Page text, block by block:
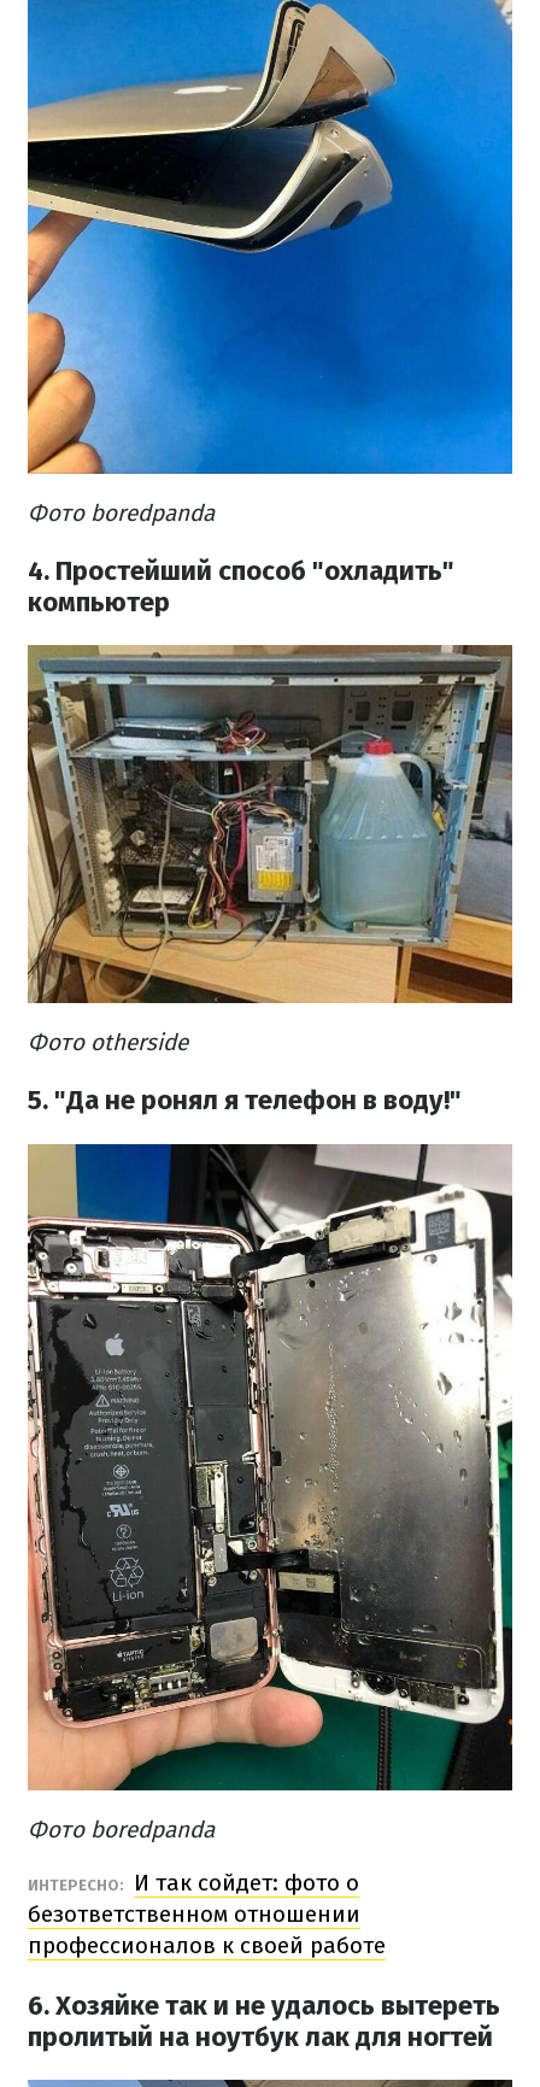
Фото boredpanda
4. Простейший способ "охладить"
компьютер
Фото otherside
5. "Да не ронял я телефон в воду!"
Фото boredpanda
ИНТЕРЕСНО:
И так сойдет: фото о
безответственном отношении
профессионалов к своей работе
6. Хозяйке так и не удалось вытереть
пролитый на ноутбук лак для ногтей